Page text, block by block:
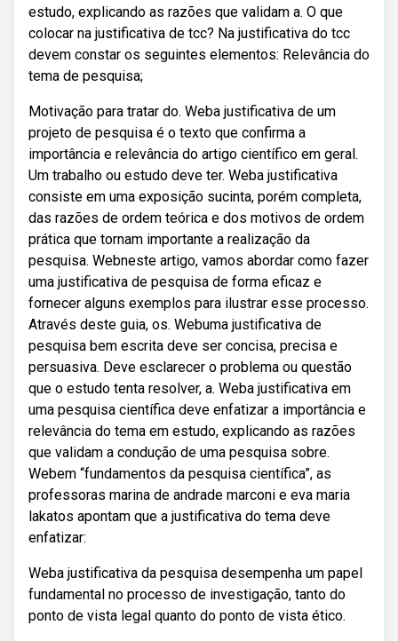
estudo, explicando as razões que validam a. O que
colocar na justificativa de tcc? Na justificativa do tcc
devem constar os seguintes elementos: Relevância do
tema de pesquisa;
Motivação para tratar do. Weba justificativa de um
projeto de pesquisa é o texto que confirma a
importância e relevância do artigo científico em geral.
Um trabalho ou estudo deve ter. Weba justificativa
consiste em uma exposição sucinta, porém completa,
das razões de ordem teórica e dos motivos de ordem
prática que tornam importante a realização da
pesquisa. Webneste artigo, vamos abordar como fazer
uma justificativa de pesquisa de forma eficaz e
fornecer alguns exemplos para ilustrar esse processo.
Através deste guia, os. Webuma justificativa de
pesquisa bem escrita deve ser concisa, precisa e
persuasiva. Deve esclarecer o problema ou questão
que o estudo tenta resolver, a. Weba justificativa em
uma pesquisa científica deve enfatizar a importância e
relevância do tema em estudo, explicando as razões
que validam a condução de uma pesquisa sobre.
Webem “fundamentos da pesquisa científica”, as
professoras marina de andrade marconi e eva maria
lakatos apontam que a justificativa do tema deve
enfatizar:
Weba justificativa da pesquisa desempenha um papel
fundamental no processo de investigação, tanto do
ponto de vista legal quanto do ponto de vista ético.